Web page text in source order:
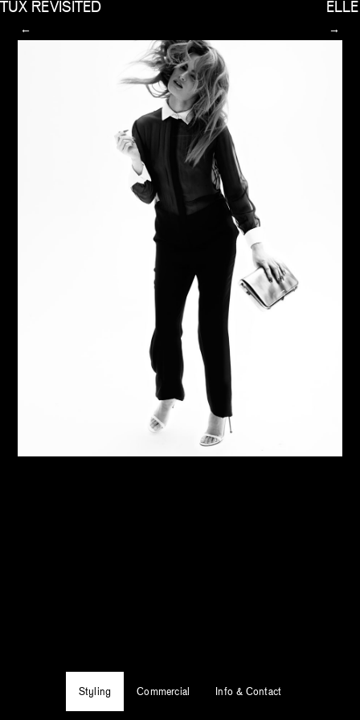
Styling Commercial Info & Contact
TUX REVISITED ELLE
← →